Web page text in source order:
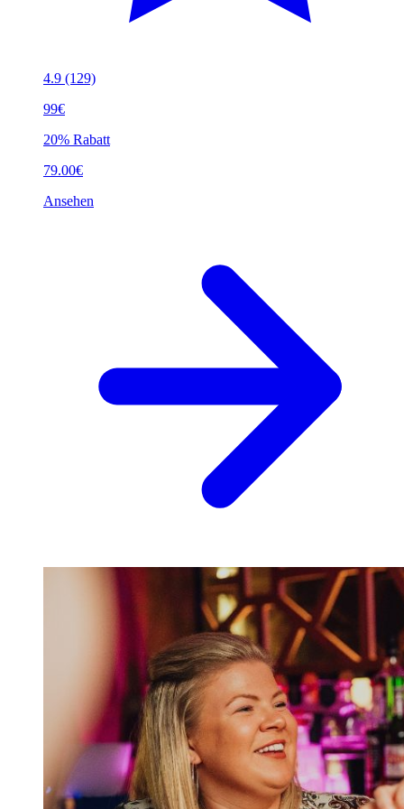
4.9 (129)
99€
20% Rabatt
79.00€
Ansehen